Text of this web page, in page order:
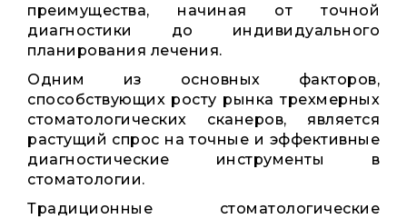
преимущества, начиная от точной
диагностики до индивидуального
планирования лечения.
Одним из основных факторов,
способствующих росту рынка трехмерных
стоматологических сканеров, является
растущий спрос на точные и эффективные
диагностические инструменты в
стоматологии.
Традиционные стоматологические